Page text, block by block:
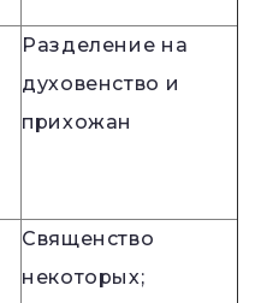
Разделение на
духовенство и
прихожан
Священство
некоторых;